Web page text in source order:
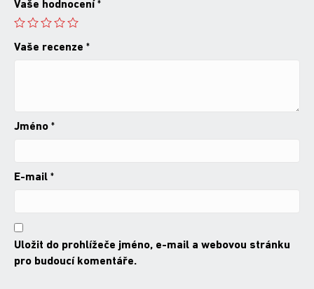
Vaše hodnocení *
Vaše recenze *
Jméno *
E-mail *
Uložit do prohlížeče jméno, e-mail a webovou stránku
pro budoucí komentáře.